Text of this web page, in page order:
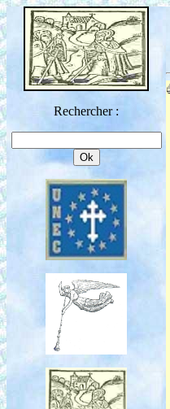
Rechercher :